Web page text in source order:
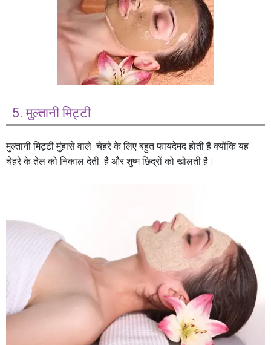
5. मुल्तानी मिट्टी
मुल्तानी मिट्टी मुंहासे वाले चेहरे के लिए बहुत फायदेमंद होती हैं क्योंकि यह
चेहरे के तेल को निकाल देती है और शुष्म छिद्रों को खोलती है।